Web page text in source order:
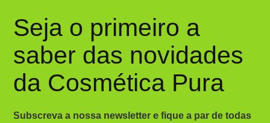
Seja o primeiro a
saber das novidades
da Cosmética Pura
Subscreva a nossa newsletter e fique a par de todas